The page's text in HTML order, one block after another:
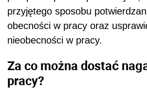
przyjętego sposobu
obecności w pracy oraz
nieobecności w pracy.
Za co można dostać
pracy?